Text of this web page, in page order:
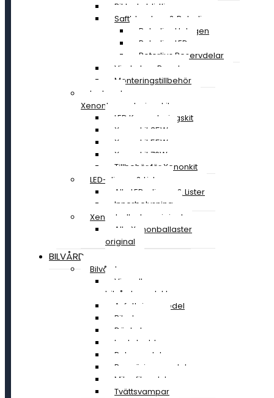
Riktade blixtljus
Saftblandare & Rotorljus
Rotorljus Halogen
Rotorljus LED
Rotorljus Reservdelar
Vindruta – Panel
Monteringstillbehör
Led- och
Xenonkonverteringskit
LED Konverteringskit
Xenonkit 35W
Xenonkit 55W
Xenonkit 70W
Tillbehör för Xenonkit
LED-slingor & Lister
Alla LED-slingor & Lister
Innerbelysning
Xenonballaster original
Alla Xenonballaster
original
BILVÅRD
Bilvård
Visa alla
bilvårdsprodukter
Avfettningsmedel
Bilschampo
Däckglans
Lackskydd
Polermedel
Rengöringsmedel
Mikrofiberdukar
Tvättsvampar